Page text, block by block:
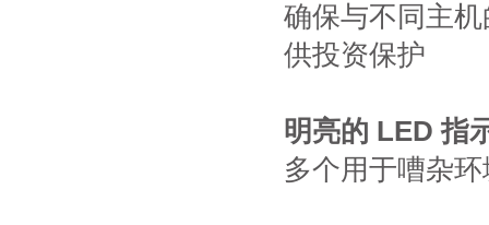
确保与不同主
供投资保护
明亮的 LED 指
多个用于嘈杂